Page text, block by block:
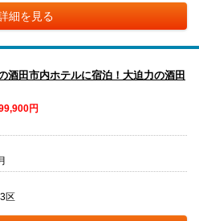
細を見る
酒田市内ホテルに宿泊！大迫力の酒田
円
区